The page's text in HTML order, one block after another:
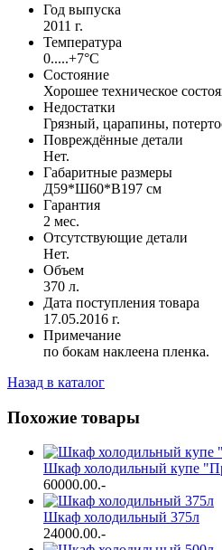
Год выпуска
2011 г.
Температура
0.....+7°С
Состояние
Хорошее техническое
Недостатки
Грязный, царапины,
Повреждённые детали
Нет.
Габаритные размеры
Д59*Ш60*В197 см
Гарантия
2 мес.
Отсутствующие детали
Нет.
Объем
370 л.
Дата поступления товара
17.05.2016 г.
Примечание
по бокам наклеена пленка.
Назад в каталог
Похожие товары
Шкаф холодильный купе
60000.00.-
Шкаф холодильный 375л
24000.00.-